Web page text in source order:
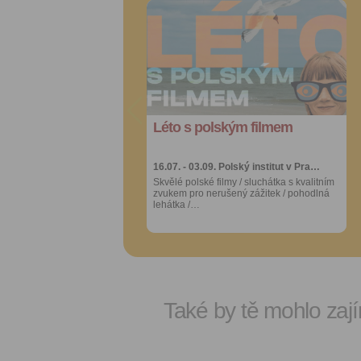
Léto s polským filmem
16.07. - 03.09. Polský institut v Pra…
Skvělé polské filmy / sluchátka s kvalitním
zvukem pro nerušený zážitek / pohodlná
lehátka /…
Přidat do
oblíbených
Sdílet:
Facebook
export do
kalendáře
Více výhod pro
Léto s polským filmem
16.07. - 03.09. Polský institut v Pra…
Skvělé polské filmy / sluchátka s kvalitním
zvukem pro nerušený zážitek / pohodlná
lehátka /…
Přidat do
oblíbených
Sdílet:
Facebook
export do
kalendáře
Více výhod pro
Také by tě mohlo